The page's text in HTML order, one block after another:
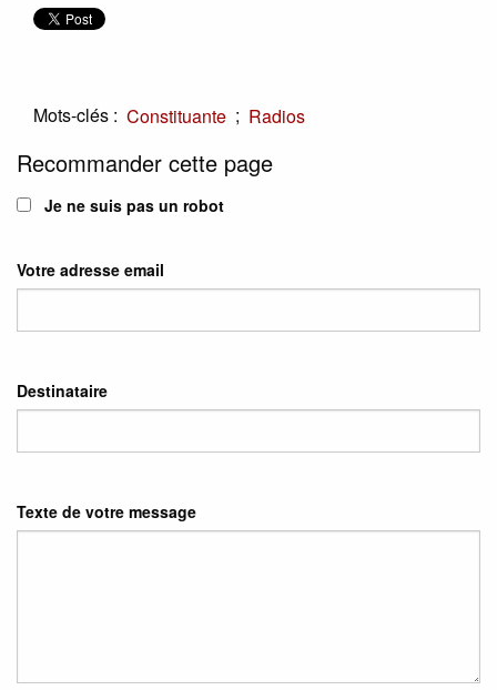
Mots-clés : Constituante ; Radios
Recommander cette page
Je ne suis pas un robot
Votre adresse email
Destinataire
Texte de votre message